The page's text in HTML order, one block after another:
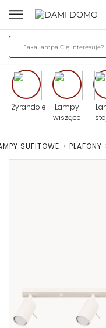
Żyrandole
Lampy
wiszące
SUFITOWE > PLAFONY